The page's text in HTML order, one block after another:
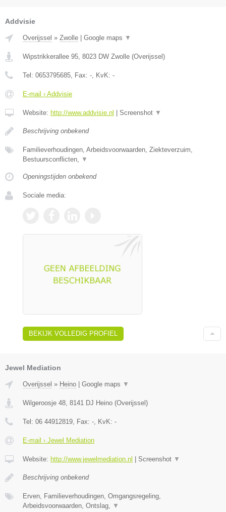
Addvisie
Overijssel » Zwolle Google maps ▼
Wipstrikkerallee 95, 8023 DW Zwolle (Overijssel )
Tel: 0653795685, Fax: -, KvK: -
E-mail › Addvisie
Website: http://www.addvisie.nl Screenshot ▼
Beschrijving onbekend
Familieverhoudingen, Arbeidsvoorwaarden, Ziekteverzuim,
Bestuursconflicten, ▼
Openingstijden onbekend
Sociale media:
BEKIJK VOLLEDIG PROFIEL
Jewel Mediation
Overijssel » Heino Google maps ▼
Wilgeroosje 48 8141 DJ Heino (Overijssel )
Tel: 06 44912819 , Fax: - , KvK: -
E-mail › Jewel Mediation
Website: http://www.jewelmediation.nl Screenshot ▼
Beschrijving onbekend
Erven, Familieverhoudingen, Omgangsregeling,
Arbeidsvoorwaarden, Ontslag,
▼